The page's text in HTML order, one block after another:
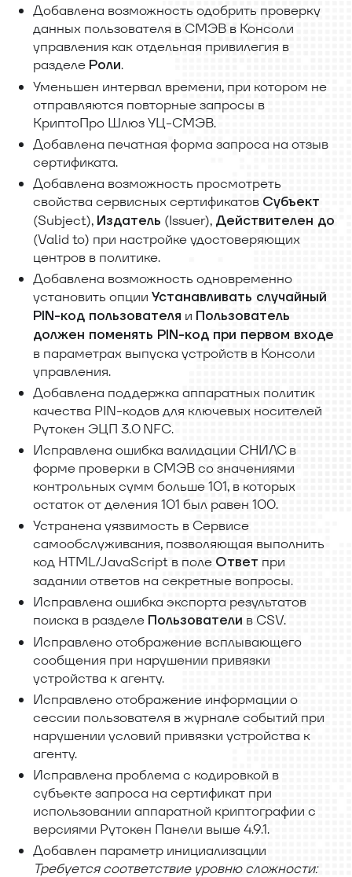
Добавлена возможность одобрить проверку
данных пользователя в СМЭВ в Консоли
управления как отдельная привилегия в
разделе Роли.
Уменьшен интервал времени, при котором не
отправляются повторные запросы в
КриптоПро Шлюз УЦ-СМЭВ.
Добавлена печатная форма запроса на отзыв
сертификата.
Добавлена возможность просмотреть
свойства сервисных сертификатов Субъект
(Subject), Издатель (Issuer), Действителен до
(Valid to) при настройке удостоверяющих
центров в политике.
Добавлена возможность одновременно
установить опции Устанавливать случайный
PIN-код пользователя и Пользователь
должен поменять PIN-код при первом входе
в параметрах выпуска устройств в Консоли
управления.
Добавлена поддержка аппаратных политик
качества PIN-кодов для ключевых носителей
Рутокен ЭЦП 3.0 NFC.
Исправлена ошибка валидации СНИЛС в
форме проверки в СМЭВ со значениями
контрольных сумм больше 101, в которых
остаток от деления 101 был равен 100.
Устранена уязвимость в Сервисе
самообслуживания, позволяющая выполнить
код HTML/JavaScript в поле Ответ при
задании ответов на секретные вопросы.
Исправлена ошибка экспорта результатов
поиска в разделе Пользователи в CSV.
Исправлено отображение всплывающего
сообщения при нарушении привязки
устройства к агенту.
Исправлено отображение информации о
сессии пользователя в журнале событий при
нарушении условий привязки устройства к
агенту.
Исправлена проблема с кодировкой в
субъекте запроса на сертификат при
использовании аппаратной криптографии с
версиями Рутокен Панели выше 4.9.1.
Добавлен параметр инициализации
Требуется соответствие уровню сложности: